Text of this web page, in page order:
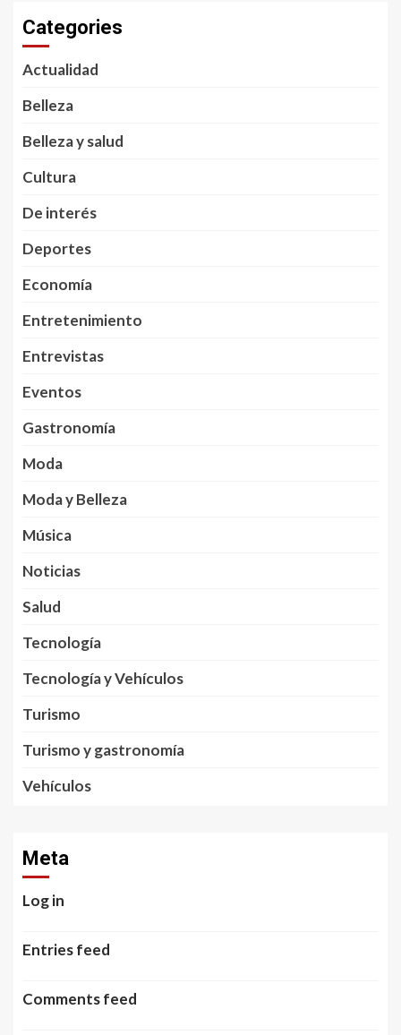
Categories
Actualidad
Belleza
Belleza y salud
Cultura
De interés
Deportes
Economía
Entretenimiento
Entrevistas
Eventos
Gastronomía
Moda
Moda y Belleza
Música
Noticias
Salud
Tecnología
Tecnología y Vehículos
Turismo
Turismo y gastronomía
Vehículos
Meta
Log in
Entries feed
Comments feed